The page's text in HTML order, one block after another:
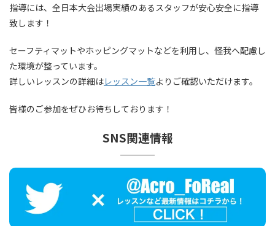
指導には、全日本大会出場実績のあるスタッフが安心安全に指導
致します！
セーフティマットやホッピングマットなどを利用し、怪我へ配慮し
た環境が整っています。
詳しいレッスンの詳細はレッスン一覧よりご確認いただけます。
皆様のご参加をぜひお待ちしております！
SNS関連情報